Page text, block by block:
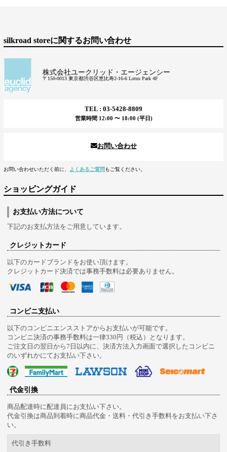
silkroad storeに関するお問い合わせ
株式会社ユークリッド・エージェンシー
〒150-0013 東京都渋谷区恵比寿2-16-6 Lotus Park 4F
TEL : 03-5428-8809
営業時間 12:00 〜 18:00 (平日)
お問い合わせ
お問い合わせいただく前に、 よくあるご質問 もご覧ください。
ショッピングガイド
お支払い方法について
下記のお支払方法をご用意しています。
クレジットカード
以下のカードブランドをお使い頂けます。
クレジットカード決済では事務手数料は必要ありません。
コンビニ支払い
以下のコンビニエンスストアからお支払いが可能です。
コンビニ決済の事務手数料は一律330円（税込）となります。
ご注文日の翌日から7日以内に、決済方法入力画面で選択したコンビニ
のいずれかにてお支払い下さい。
代金引換
商品配達時に配達員にお支払い下さい。
代金引換は商品到着時に商品代金・送料・代引き手数料をお支払い下さ
い。
代引き手数料